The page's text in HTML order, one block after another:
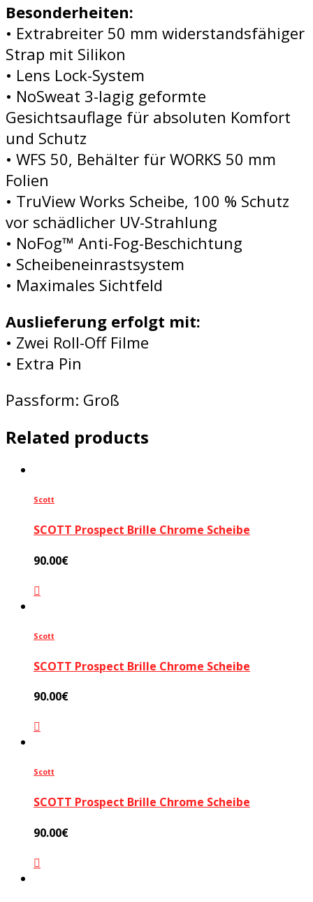
Besonderheiten:
• Extrabreiter 50 mm widerstandsfähiger
Strap mit Silikon
• Lens Lock-System
• NoSweat 3-lagig geformte
Gesichtsauflage für absoluten Komfort
und Schutz
• WFS 50, Behälter für WORKS 50 mm
Folien
• TruView Works Scheibe, 100 % Schutz
vor schädlicher UV-Strahlung
• NoFog™ Anti-Fog-Beschichtung
• Scheibeneinrastsystem
• Maximales Sichtfeld
Auslieferung erfolgt mit:
• Zwei Roll-Off Filme
• Extra Pin
Passform: Groß
Related products
Scott
SCOTT Prospect Brille Chrome Scheibe
90.00€
Scott
SCOTT Prospect Brille Chrome Scheibe
90.00€
Scott
SCOTT Prospect Brille Chrome Scheibe
90.00€